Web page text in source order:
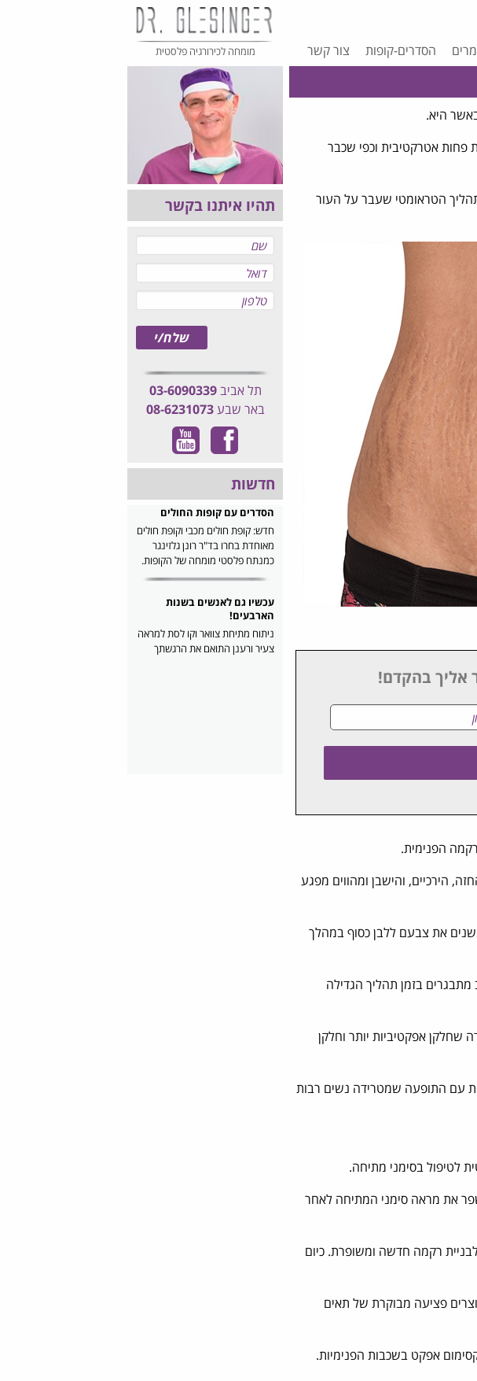
הסדרים-קופות צור קשר מומחה לכירורגיה פלסטית
היא.
אטרקטיבית וכפי שכבר
הטראומטי שעבר על העור
אליך בהקדם!
הפנימית.
הירכיים, והישבן ומהווים מפגע
את צבעם ללבן כסוף במהלך
מתבגרים בזמן תהליך הגדילה
שחלקן אפקטיביות יותר וחלקן
עם התופעה שמטרידה נשים רבות
לטיפול בסימני מתיחה.
את מראה סימני המתיחה לאחר
רקמה חדשה ומשופרת. כיום
פציעה מבוקרת של תאים
אפקט בשכבות הפנימיות.
תהיו איתנו בקשר
תל אביב03-6090339
באר שבע08-6231073
חדשות
הסדרים עם קופות החולים
חדש: קופת חולים מכבי וקופת חולים
מאוחדת בחרו בד"ר רונן גלזינגר
כמנתח פלסטי מומחה של הקופות.
עכשיו גם לאנשים בשנות
הארבעים!
ניתוח מתיחת צוואר וקו לסת למראה
צעיר ורענן התואם את הרגשתך